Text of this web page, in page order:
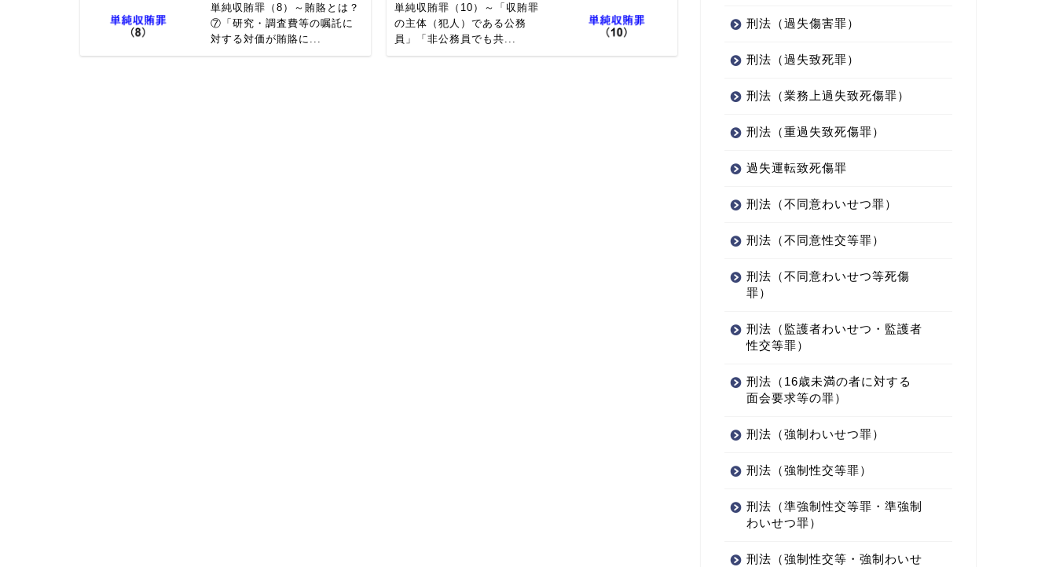
単純収賄罪（8）～賄賂とは？
⑦「研究・調査費等の嘱託に
対する対価が賄賂に...
単純収賄罪（10）～「収賄罪
の主体（犯人）である公務
員」「非公務員でも共...
刑法（過失傷害罪）
刑法（過失致死罪）
刑法（業務上過失致死傷罪）
刑法（重過失致死傷罪）
過失運転致死傷罪
刑法（不同意わいせつ罪）
刑法（不同意性交等罪）
刑法（不同意わいせつ等死傷
罪）
刑法（監護者わいせつ・監護者
性交等罪）
刑法（16歳未満の者に対する
面会要求等の罪）
刑法（強制わいせつ罪）
刑法（強制性交等罪）
刑法（準強制性交等罪・準強制
わいせつ罪）
刑法（強制性交等・強制わいせ